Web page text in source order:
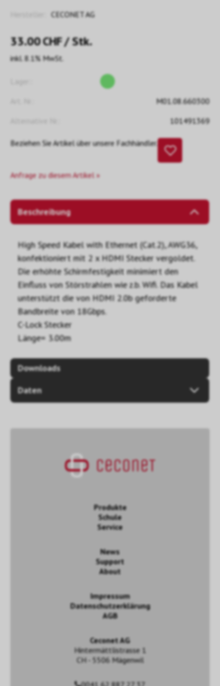
CECONET AG
33.00CHF/ Stk.
inkl. 8.1% MwSt.
M01.08.660300
101491369
Beziehen Sie Artikel über unsere Fachhändler.
Anfrage zu diesem Artikel »
Beschreibung
High Speed Kabel with Ethernet (Cat.2), AWG36,
konfektioniert mit 2 x HDMI Stecker vergoldet.
Die erhöhte Schirmfestigkeit minimiert den
Einfluss von Störstrahlen wie z.b. Wifi. Das Kabel
unterstützt die von HDMI 2.0b geforderte
Bandbreite von 18Gbps.
C-Lock Stecker
Länge= 3.00m
Downloads
Daten
Produkte
Schule
Service
News
Support
About
Impressum
Datenschutzerklärung
AGB
Ceconet AG
Hintermättlistrasse 1
CH - 5506 Mägenwil